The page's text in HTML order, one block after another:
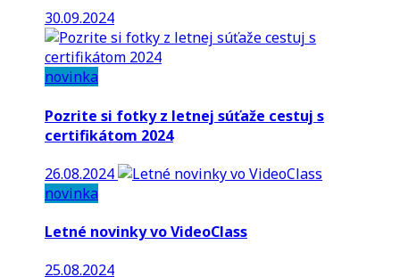
30.09.2024
novinka
Pozrite si fotky z letnej súťaže cestuj s
certifikátom 2024
26.08.2024
novinka
Letné novinky vo VideoClass
25.08.2024